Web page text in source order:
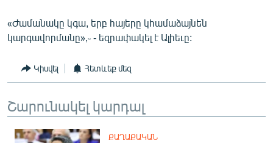
«Ժամանակը կգա, երբ հայերը կհամաձայնեն
կարգավորմանը»,֊ - եզրափակել է Ալիեւը:
Կիսվել Հետևեք մեզ
Շարունակել կարդալ
ՔԱՂԱՔԱԿԱՆ